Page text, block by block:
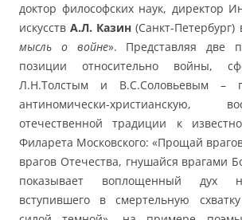
доктор философских наук, директор
искусствА.Л. Казин (Санкт-Петербург)
мысль о войне». Представляя две
позиции относительно войны,
Л.Н.Толстым и В.С.Соловьевым –
антиномически-христианскую,
отечественной традиции к
Филарета Московского: «Прощай
врагов Отечества, гнушайся врагами
показывает воплощенный дух
вступившего в смертельную